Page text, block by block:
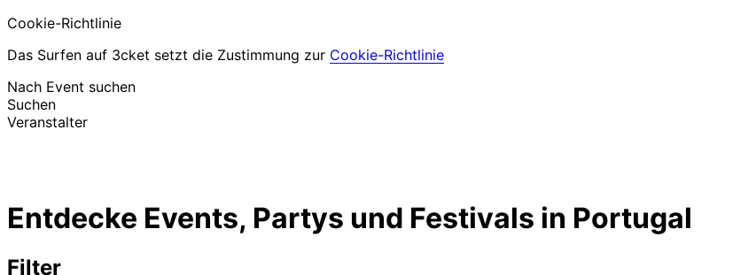
Cookie-Richtlinie
Das Surfen auf 3cket setzt die Zustimmung zur Cookie-Richtlinie
Nach Event suchen
Suchen
Veranstalter
Hilfe für Teilnehmer Ich habe mein Ticket verloren
Entdecke Events, Partys und Festivals in Portugal
Filter